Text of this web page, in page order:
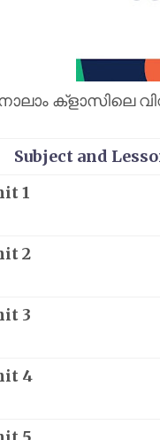
നാലാം ക്‌ളാസിലെ
Subject and
1
2
3
4